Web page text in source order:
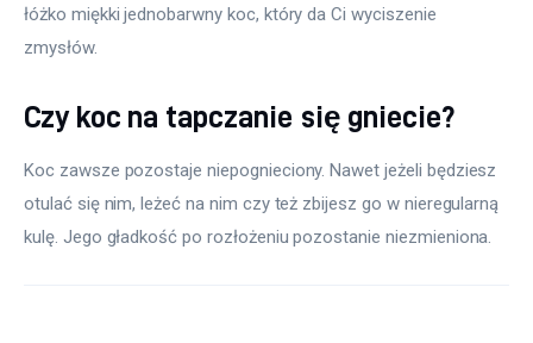
łóżko miękki jednobarwny koc, który da Ci wyciszenie
zmysłów.
Czy koc na tapczanie się gniecie?
Koc zawsze pozostaje niepognieciony. Nawet jeżeli będziesz
otulać się nim, leżeć na nim czy też zbijesz go w nieregularną
kulę. Jego gładkość po rozłożeniu pozostanie niezmieniona.